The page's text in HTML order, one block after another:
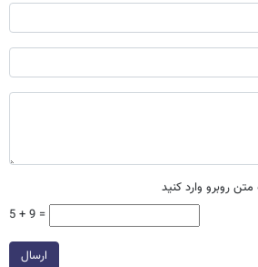
روبرو وارد کنید
5 + 9 =
ارسال